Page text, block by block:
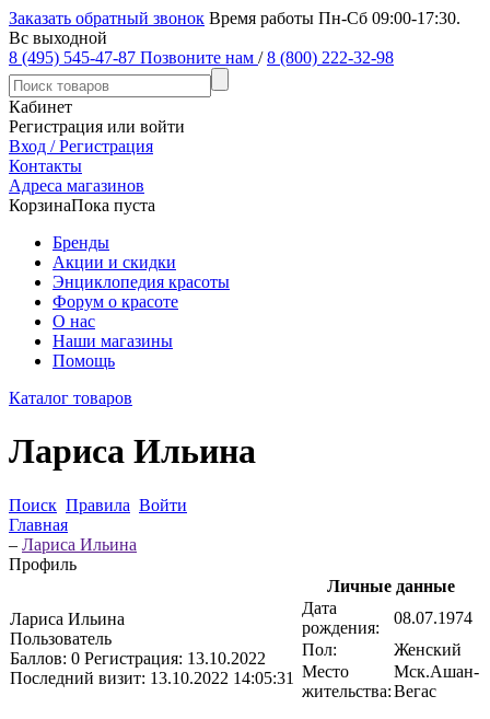
Заказать обратный звонок Время работы Пн-Сб 09:00-17:30.
Вс выходной
8 (495) 545-47-87 Позвоните нам / 8 (800) 222-32-98
Кабинет
Регистрация или войти
Вход / Регистрация
Контакты
Адреса магазинов
КорзинаПока пуста
Бренды
Акции и скидки
Энциклопедия красоты
Форум о красоте
О нас
Наши магазины
Помощь
Каталог товаров
Лариса Ильина
Поиск Правила Войти
Главная
– Лариса Ильина
Профиль
Лариса Ильина
Пользователь
Баллов: 0 Регистрация: 13.10.2022
Последний визит: 13.10.2022 14:05:31
Личные данные
Дата
рождения:
08.07.1974
Пол:
Женский
Место
жительства:
Мск.Ашан-
Вегас